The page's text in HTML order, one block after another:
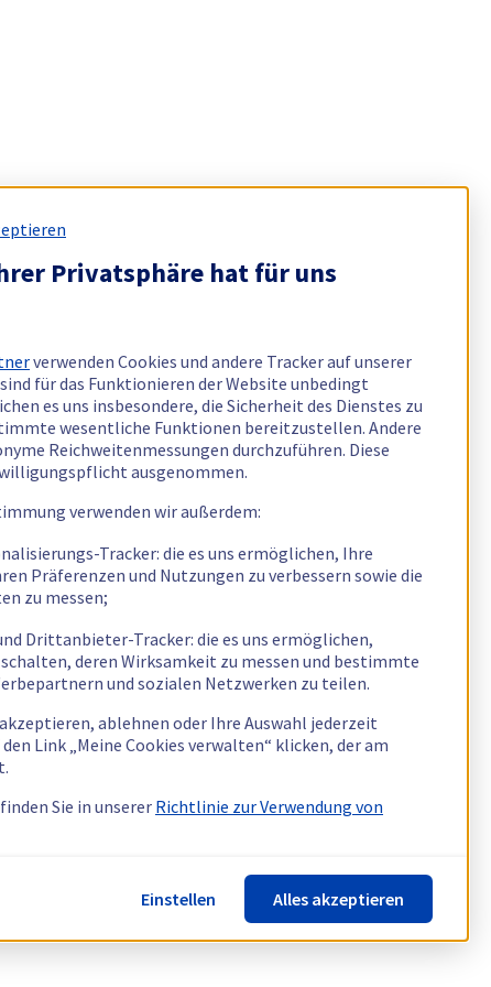
Privatsphäre hat für uns
verwenden Cookies und andere Tracker auf unserer
für das Funktionieren der Website unbedingt
es uns insbesondere, die Sicherheit des Dienstes zu
wesentliche Funktionen bereitzustellen. Andere
Reichweitenmessungen durchzuführen. Diese
ausgenommen.
verwenden wir außerdem:
Tracker: die es uns ermöglichen, Ihre
Präferenzen und Nutzungen zu verbessern sowie die
zu messen;
Drittanbieter-Tracker: die es uns ermöglichen,
deren Wirksamkeit zu messen und bestimmte
und sozialen Netzwerken zu teilen.
ablehnen oder Ihre Auswahl jederzeit
Link „Meine Cookies verwalten“ klicken, der am
Sie in unsererRichtlinie zur Verwendung von
Einstellen Alles akzeptieren